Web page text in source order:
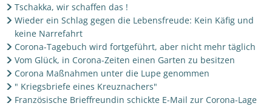
Tschakka, wir schaffen das !
Wieder ein Schlag gegen die Lebensfreude: Kein Käfig und
keine Narrefahrt
Corona-Tagebuch wird fortgeführt, aber nicht mehr täglich
Vom Glück, in Corona-Zeiten einen Garten zu besitzen
Corona Maßnahmen unter die Lupe genommen
" Kriegsbriefe eines Kreuznachers"
Französische Brieffreundin schickte E-Mail zur Corona-Lage